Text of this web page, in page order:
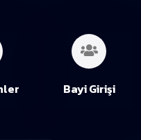
Bayi Girişi